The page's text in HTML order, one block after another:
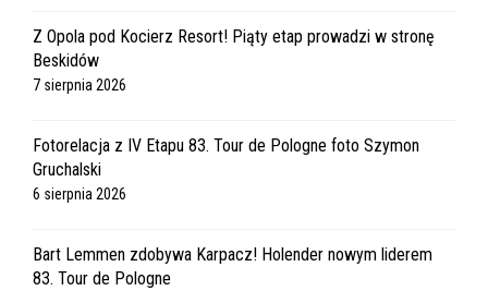
Z Opola pod Kocierz Resort! Piąty etap prowadzi w stronę
Beskidów
7 sierpnia 2026
Fotorelacja z IV Etapu 83. Tour de Pologne foto Szymon
Gruchalski
6 sierpnia 2026
Bart Lemmen zdobywa Karpacz! Holender nowym liderem
83. Tour de Pologne